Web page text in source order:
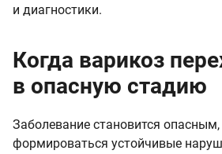
и диагностики.
Когда варикоз
в опасную стадию
Заболевание становится
формироваться устойчивые